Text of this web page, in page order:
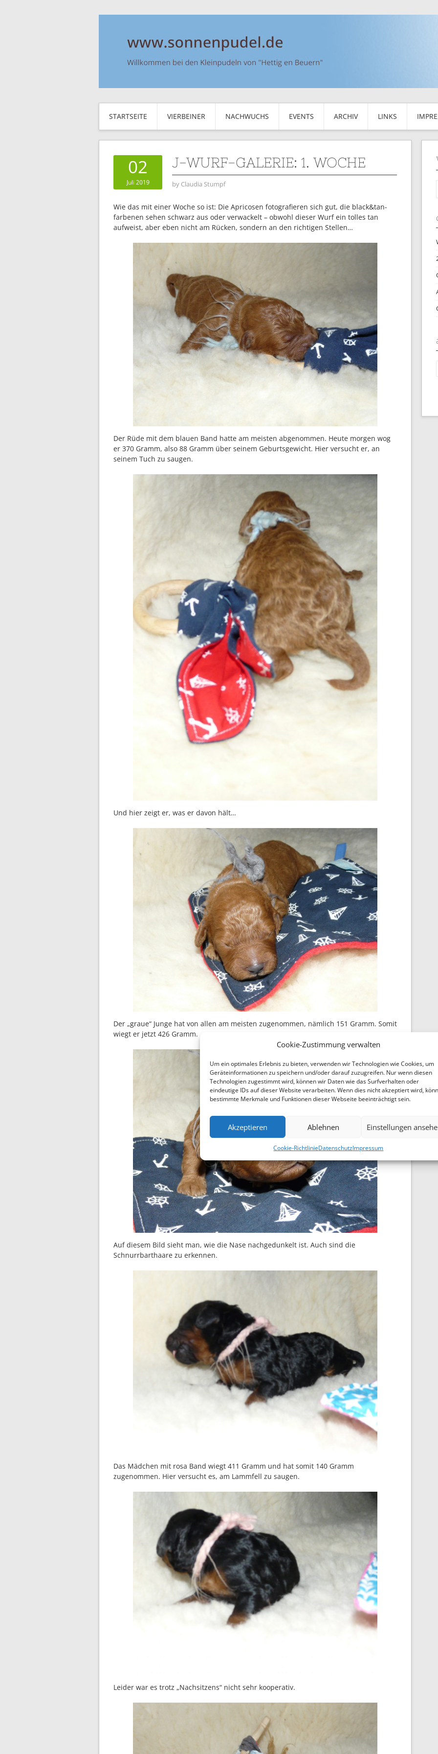
Cookie-Zustimmung verwalten
Um ein optimales Erlebnis zu bieten, verwenden wir Technologien wie Cookies, um
Geräteinformationen zu speichern und/oder darauf zuzugreifen. Nur wenn diesen
Technologien zugestimmt wird, können wir Daten wie das Surfverhalten oder
eindeutige IDs auf dieser Website verarbeiten. Wenn dies nicht akzeptiert wird,
bestimmte Merkmale und Funktionen dieser Webseite beeinträchtigt sein.
Akzeptieren Ablehnen Einstellungen
Cookie-RichtlinieDatenschutzImpressum
STARTSEITE VIERBEINER NACHWUCHS EVENTS ARCHIV LINKS
02
Juli 2019
J-WURF-GALERIE: 1. WOCHE
by Claudia Stumpf
Wie das mit einer Woche so ist: Die Apricosen fotografieren sich gut, die black&tan-
farbenen sehen schwarz aus oder verwackelt – obwohl dieser Wurf ein tolles tan
aufweist, aber eben nicht am Rücken, sondern an den richtigen Stellen…
Der Rüde mit dem blauen Band hatte am meisten abgenommen. Heute morgen wog
er 370 Gramm, also 88 Gramm über seinem Geburtsgewicht. Hier versucht er, an
seinem Tuch zu saugen.
Und hier zeigt er, was er davon hält…
Der „graue“ Junge hat von allen am meisten zugenommen, nämlich 151 Gramm. Somit
wiegt er jetzt 426 Gramm.
Auf diesem Bild sieht man, wie die Nase nachgedunkelt ist. Auch sind die
Schnurrbarthaare zu erkennen.
Das Mädchen mit rosa Band wiegt 411 Gramm und hat somit 140 Gramm
zugenommen. Hier versucht es, am Lammfell zu saugen.
Leider war es trotz „Nachsitzens“ nicht sehr kooperativ.